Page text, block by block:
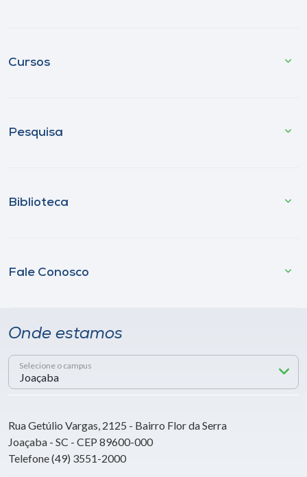
Cursos
Pesquisa
Biblioteca
Fale Conosco
Onde estamos
Selecione o campus
Rua Getúlio Vargas, 2125 - Bairro Flor da Serra
Joaçaba - SC - CEP 89600-000
Telefone (49) 3551-2000